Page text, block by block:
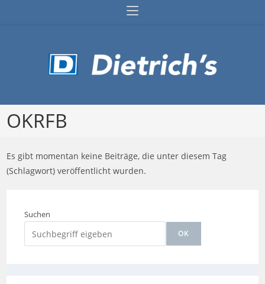
OKRFB
Es gibt momentan keine Beiträge, die unter diesem Tag
(Schlagwort) veröffentlicht wurden.
Suchen
OK